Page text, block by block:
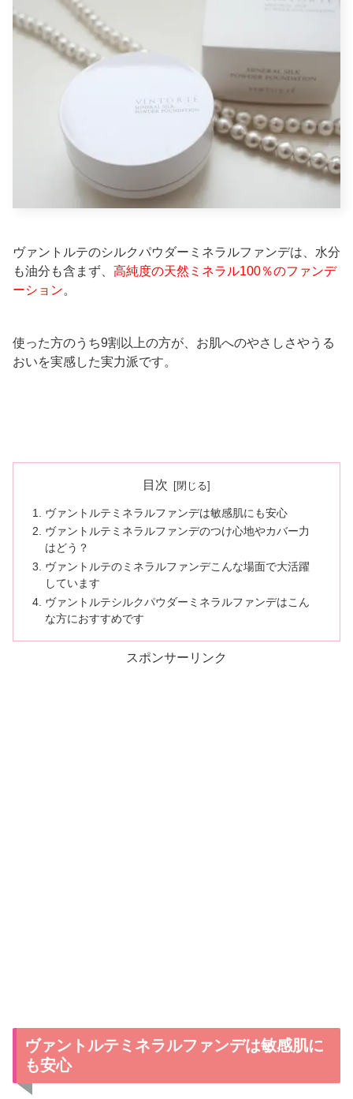
ヴァントルテのシルクパウダーミネラルファンデは、水分
も油分も含まず、 高純度の天然ミネラル100％のファンデ
ーション。
使った方のうち9割以上の方が、お肌へのやさしさやうる
おいを実感した実力派です。
目次
ヴァントルテミネラルファンデは敏感肌にも安心
ヴァントルテミネラルファンデのつけ心地やカバー力
はどう？
ヴァントルテのミネラルファンデこんな場面で大活躍
しています
ヴァントルテシルクパウダーミネラルファンデはこん
な方におすすめです
スポンサーリンク
ヴァントルテミネラルファンデは敏感肌に
も安心